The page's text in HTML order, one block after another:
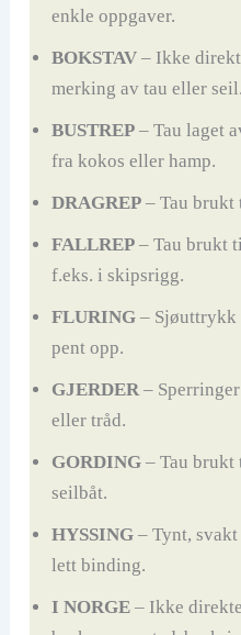
enkle oppgaver.
BOKSTAV– Ikke
merking av tau eller seil.
BUSTREP– Tau laget
fra kokos eller hamp.
DRAGREP– Tau brukt
FALLREP– Tau brukt
f.eks. i skipsrigg.
FLURING– Sjøuttrykk
pent opp.
GJERDER– Sperringer
eller tråd.
GORDING– Tau brukt
seilbåt.
HYSSING– Tynt,
lett binding.
I NORGE– Ikke